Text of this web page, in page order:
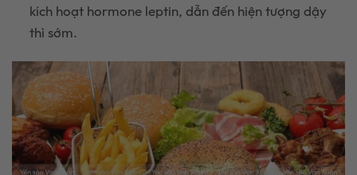
kích hoạt hormone leptin, dẫn đến hiện tượng dậy
thì sớm.